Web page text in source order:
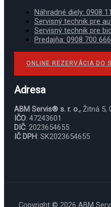
Náhradné diely: 0908
Servisný technik pre
Servisný technik pre
Predajňa: 0908 700 666
ONLINE REZERVÁCIA DO
Adresa
ABM Servis® s. r. o., Žitná 5,
IČO: 47243601
DIČ: 2023654655
IČ DPH: SK2023654655
Copyright © 2026 ABM